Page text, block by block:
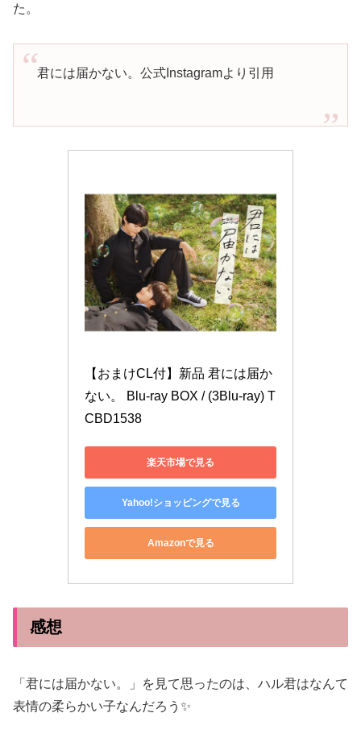
た。
君には届かない。公式Instagramより引用
【おまけCL付】新品 君には届か
ない。 Blu-ray BOX / (3Blu-ray) T
CBD1538
楽天市場で見る
Yahoo!ショッピングで見る
Amazonで見る
感想
「君には届かない。」を見て思ったのは、ハル君はなんて
表情の柔らかい子なんだろう✨